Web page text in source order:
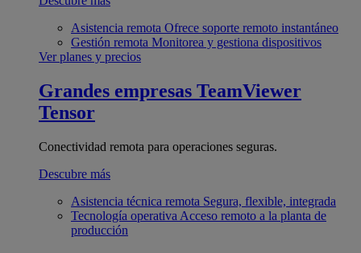
Asistencia remota Ofrece soporte remoto instantáneo
Gestión remota Monitorea y gestiona dispositivos
Ver planes y precios
Grandes empresas TeamViewer
Tensor
Conectividad remota para operaciones seguras.
Descubre más
Asistencia técnica remota Segura, flexible, integrada
Tecnología operativa Acceso remoto a la planta de
producción